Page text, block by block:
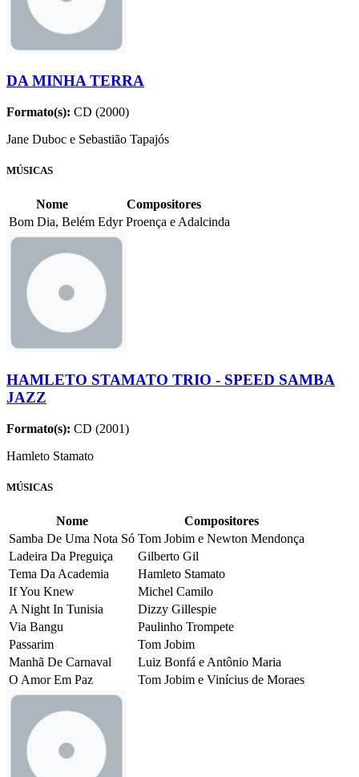
DA MINHA TERRA
Formato(s): CD (2000)
Jane Duboc e Sebastião Tapajós
MÚSICAS
Nome
Compositores
Bom Dia, Belém Edyr Proença e Adalcinda
HAMLETO STAMATO TRIO - SPEED SAMBA
JAZZ
Formato(s): CD (2001)
Hamleto Stamato
MÚSICAS
Nome
Compositores
Samba De Uma Nota Só Tom Jobim e Newton Mendonça
Ladeira Da Preguiça
Gilberto Gil
Tema Da Academia
Hamleto Stamato
If You Knew
Michel Camilo
A Night In Tunisia
Dizzy Gillespie
Via Bangu
Paulinho Trompete
Passarim
Tom Jobim
Manhã De Carnaval
Luiz Bonfá e Antônio Maria
O Amor Em Paz
Tom Jobim e Vinícius de Moraes